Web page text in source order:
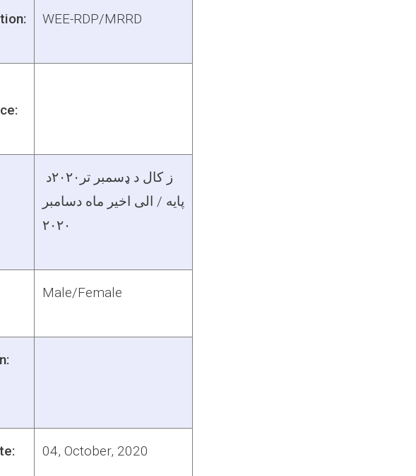
WEE-RDP/MRRD
د۲۰۲۰ ز کال د ډسمبر تر
پایه / الی اخیر ماه دسامبر
۲۰۲۰
Male/Female
04, October, 2020